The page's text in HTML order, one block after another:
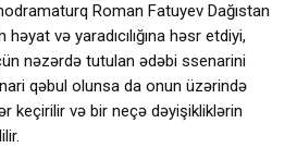
Roman Fatuyev Dağıstan
və yaradıcılığına həsr etdiyi,
nəzərdə tutulan ədəbi ssenarini
qəbul olunsa da onun üzərində
keçirilir və bir neçə dəyişikliklərin